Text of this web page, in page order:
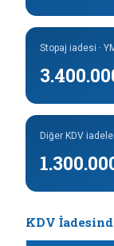
Stopaj iadesi ·
Diğer KDV
KDV